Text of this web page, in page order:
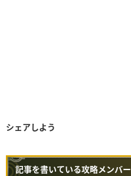
シェアしよう
記事を書いている攻略メンバー